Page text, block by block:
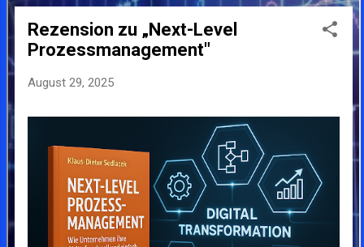
sondern reduziert auch den CO2-Ausstoß
und verbe...